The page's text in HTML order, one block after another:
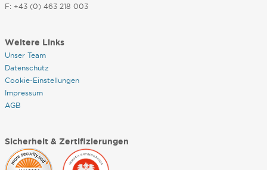
F: +43 (0) 463 218 003
Weitere Links
Unser Team
Datenschutz
Cookie-Einstellungen
Impressum
AGB
Sicherheit & Zertifizierungen